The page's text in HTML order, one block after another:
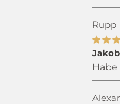
Rupp
Jakob